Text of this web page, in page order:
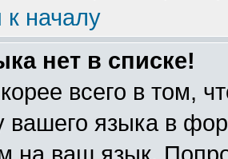
к началу
нет в списке!
всего в том,
вашего языка в